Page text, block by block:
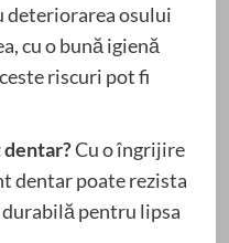
deteriorarea osului
cu o bună igienă
riscuri pot fi
Cu o îngrijire
dentar poate rezista
durabilă pentru lipsa